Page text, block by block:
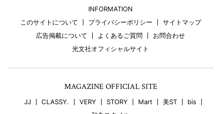
INFORMATION
このサイトについて
プライバシーポリシー
サイトマップ
広告掲載について
よくあるご質問
お問合わせ
光文社オフィシャルサイト
MAGAZINE OFFICIAL SITE
JJ CLASSY. VERY STORY Mart 美ST
bis